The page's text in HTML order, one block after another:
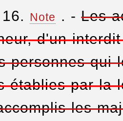
Note . -Les
d'un
personnes qui
établies par la
les